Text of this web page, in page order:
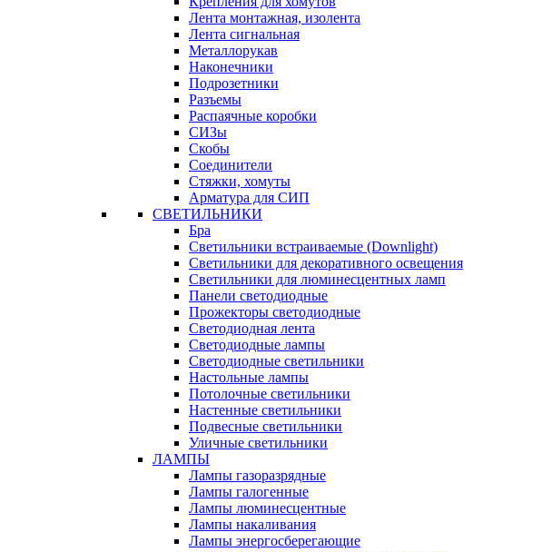
Лента монтажная, изолента
Лента сигнальная
Металлорукав
Наконечники
Подрозетники
Разъемы
Распаячные коробки
СИЗы
Скобы
Соединители
Стяжки, хомуты
Арматура для СИП
СВЕТИЛЬНИКИ
Бра
Светильники встраиваемые (Downlight)
Светильники для декоративного освещения
Светильники для люминесцентных ламп
Панели светодиодные
Прожекторы светодиодные
Светодиодная лента
Светодиодные лампы
Светодиодные светильники
Настольные лампы
Потолочные светильники
Настенные светильники
Подвесные светильники
Уличные светильники
ЛАМПЫ
Лампы газоразрядные
Лампы галогенные
Лампы люминесцентные
Лампы накаливания
Лампы энергосберегающие